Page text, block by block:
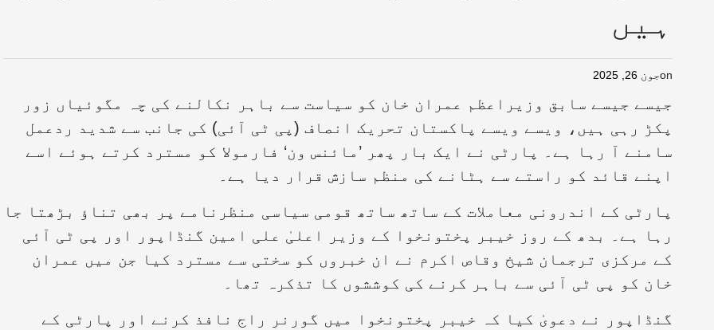
ہیں
onجون 26, 2025
جیسے جیسے سابق وزیراعظم عمران خان کو سیاست سے باہر نکالنے کی چہ مگوئیاں زور
پکڑ رہی ہیں، ویسے ویسے پاکستان تحریک انصاف (پی ٹی آئی) کی جانب سے شدید ردعمل
سامنے آ رہا ہے۔ پارٹی نے ایک بار پھر ’مائنس ون‘ فارمولا کو مسترد کرتے ہوئے اسے
اپنے قائد کو راستے سے ہٹانے کی منظم سازش قرار دیا ہے۔
پارٹی کے اندرونی معاملات کے ساتھ ساتھ قومی سیاسی منظرنامے پر بھی تناؤ بڑھتا جا
رہا ہے۔ بدھ کے روز خیبر پختونخوا کے وزیر اعلیٰ علی امین گنڈاپور اور پی ٹی آئی
کے مرکزی ترجمان شیخ وقاص اکرم نے ان خبروں کو سختی سے مسترد کیا جن میں عمران
خان کو پی ٹی آئی سے باہر کرنے کی کوششوں کا تذکرہ تھا۔
گنڈاپور نے دعویٰ کیا کہ خیبر پختونخوا میں گورنر راج نافذ کرنے اور پارٹی کے